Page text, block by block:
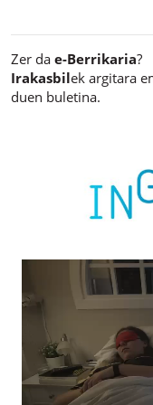
Zer da e-Berrikaria?
Irakasbilek argitara
duen buletina.